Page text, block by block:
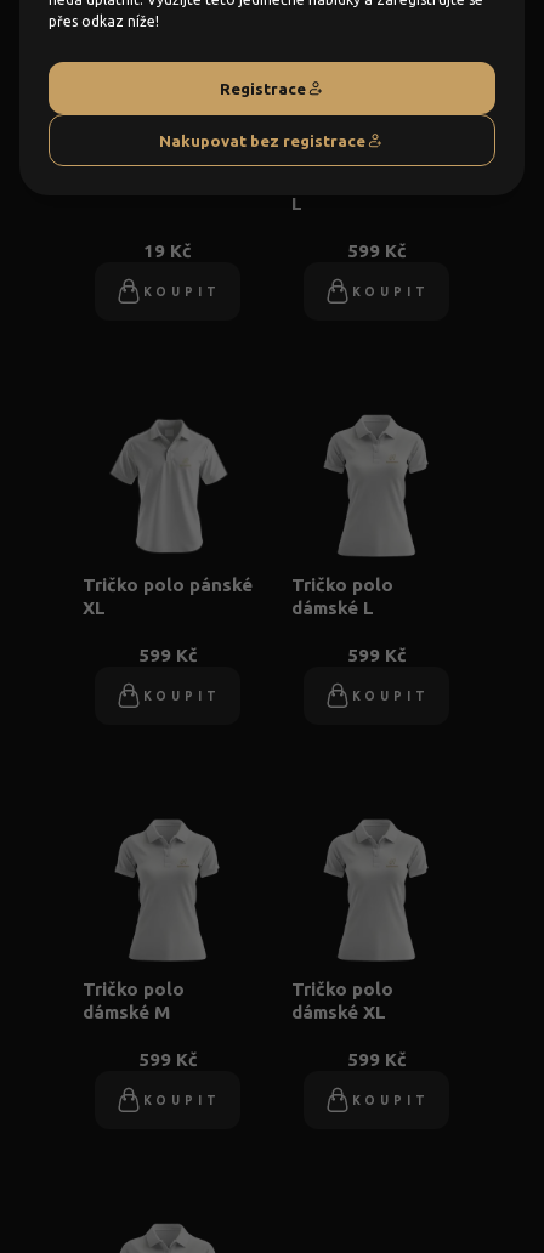
přes odkaz níže!
Registrace
Nakupovat bez registrace
19 Kč
KOUPIT
L
599 Kč
KOUPIT
Tričko polo pánské
XL
599 Kč
KOUPIT
Tričko polo
dámské L
599 Kč
KOUPIT
Tričko polo
dámské M
599 Kč
KOUPIT
Tričko polo
dámské XL
599 Kč
KOUPIT